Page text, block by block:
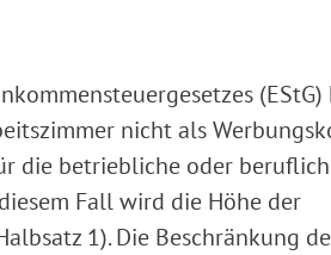
nicht als
die betriebliche oder
Fall wird die Höhe der
1). Die Beschränkung